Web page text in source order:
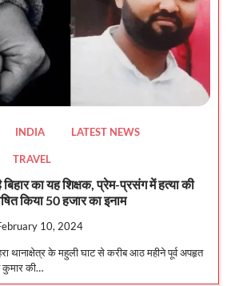
INDIA LATEST NEWS
TRAVEL
का यह शिक्षक, प्रेम-प्रसंग में हत्या की
किया 50 हजार का इनाम
10, 2024
थानाक्षेत्र के महुली घाट से करीब आठ महीने पूर्व अपहृत
कुमार की…